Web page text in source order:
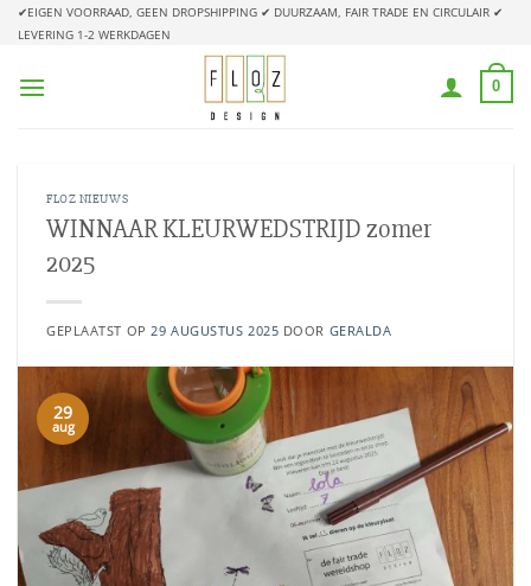
Ga
naar
✔EIGEN VOORRAAD, GEEN DROPSHIPPING ✔ DUURZAAM, FAIR TRADE EN CIRCULAIR ✔
LEVERING 1-2 WERKDAGEN
0
FLOZ NIEUWS
WINNAAR KLEURWEDSTRIJD zomer
2025
GEPLAATST OP 29 AUGUSTUS 2025 DOOR GERALDA
29
aug